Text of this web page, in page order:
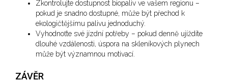
Zkontrolujte dostupnost biopaliv ve vašem regionu –
pokud je snadno dostupné, může být přechod k
ekologičtějšímu palivu jednoduchý.
Vyhodnoťte své jízdní potřeby – pokud denně ujíždíte
dlouhé vzdálenosti, úspora na skleníkových plynech
může být významnou motivací.
ZÁVĚR